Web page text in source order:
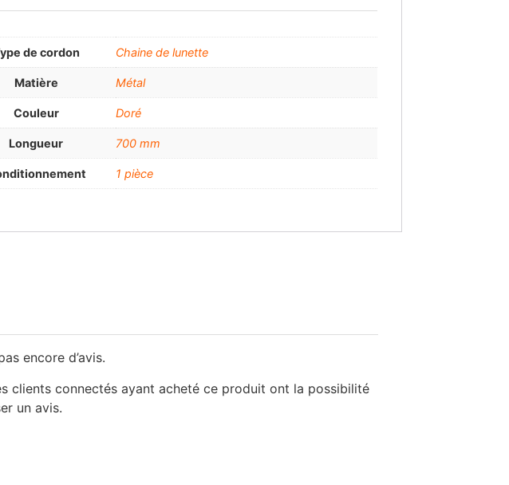
de cordon Chaine de lunette
Matière Métal
Couleur Doré
Longueur 700 mm
1 pièce
encore d’avis.
clients connectés ayant acheté ce produit ont la possibilité
un avis.